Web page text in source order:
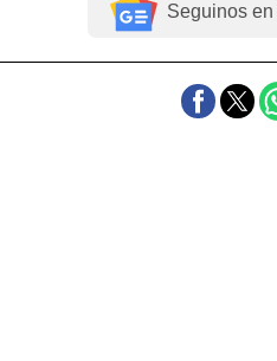
Seguinos en